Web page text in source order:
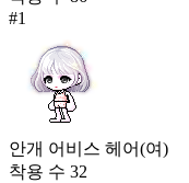
#1
안개 어비스 헤어(여)
착용 수 32